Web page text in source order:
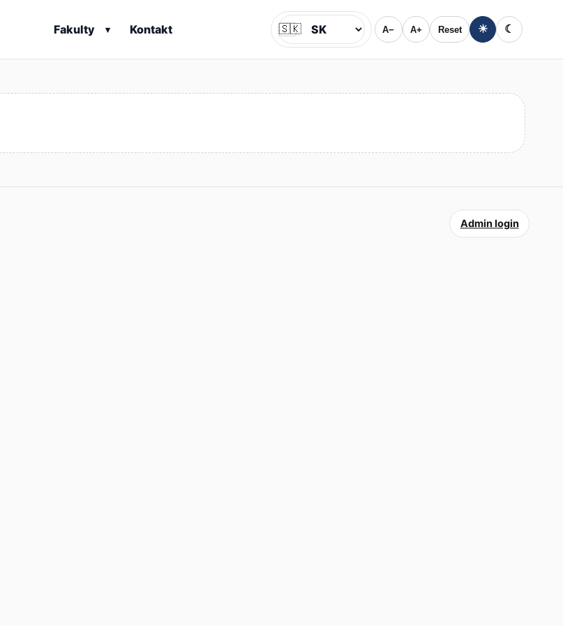
Fakulty ▾ Kontakt Jazyk
🇸🇰 A− A+ Reset ☀ ☾
Admin login